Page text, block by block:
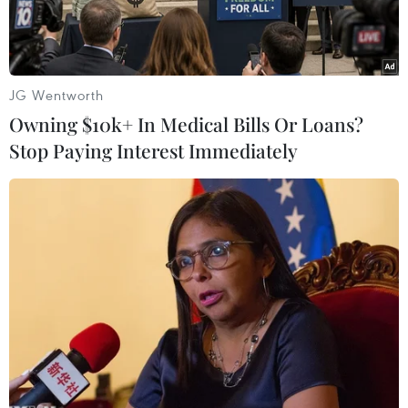
hưởng thọ 90tuổi.
Bà Yasuko là con gái của Shojiro Ishibashi,
người sáng lập Tập đoàn sảnxuất lốp xe
trưởng IichiroHatoyama, con trai cả của Ichiro
Hatoyama, Chủ tịch đầu tiên của đảng Dân chủ
Tựdo (LDP).
Sở hữu khối tài sản đồ sộ bao gồm cổ phần tại
công ty của cha mình, bàđược biết đến như là
một “mạnh thường quân” ủng hộ cho các hoạt
động chính trịcủa người con trai cả, cựu Thủ
tướng Yukio Hatoyama và con trai thứ
KunioHatoyama, một hạ nghị sỹ LDP, người
từng giữ các vụ trí trong nội các Nhật Bảnnhư
JG Wentworth
Owning $10k+ In Medical Bills Or Loans?
Stop Paying Interest Immediately